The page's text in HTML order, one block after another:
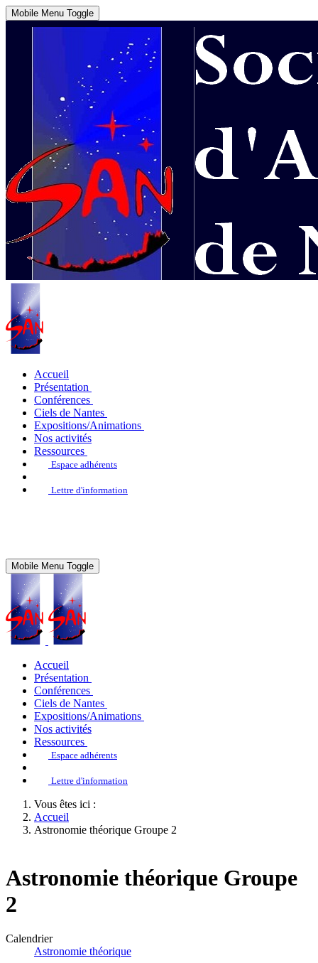
Mobile Menu Toggle
Accueil
Présentation
Conférences
Ciels de Nantes
Expositions/Animations
Nos activités
Ressources
Espace adhérents
Lettre d'information
Mobile Menu Toggle
Accueil
Présentation
Conférences
Ciels de Nantes
Expositions/Animations
Nos activités
Ressources
Espace adhérents
Lettre d'information
Vous êtes ici :
Accueil
Astronomie théorique Groupe 2
Astronomie théorique Groupe
2
Calendrier
Astronomie théorique